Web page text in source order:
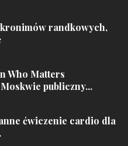
randkowych,
Who Matters
publiczny...
ćwiczenie cardio dla